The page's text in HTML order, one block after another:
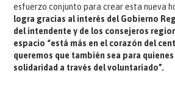
esfuerzo conjunto para crear esta nueva
logra gracias al interés del Gobierno
del intendente y de los consejeros
espacio “está más en el corazón del
queremos que también sea para
solidaridad a través del voluntariado”.